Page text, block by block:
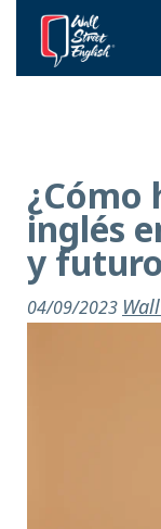
¿Cómo
inglés
y
04/09/2023